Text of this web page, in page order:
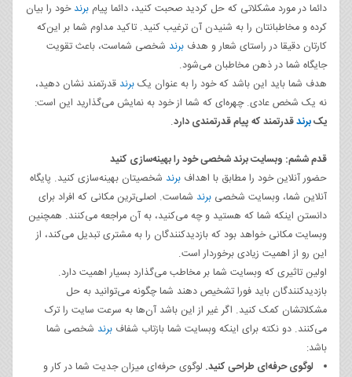
دائما در مورد مشکلاتی که حل کردید صحبت کنید، دائما پیام برندخود را بیان
کرده و مخاطبانتان را به شنیدن آن ترغیب کنید. تاکید مداوم شما بر این‌که
کارتان دقیقا در راستای شعار و هدف برند شخصی شماست، باعث تقویت
جایگاه شما در ذهن مخاطبان می‌شود.
هدف شما باید این باشد که خود را به عنوان یکبرند قدرتمند نشان دهید،
نه یک شخص عادی. چهره‌ای که شما از خود به نمایش می‌گذارید این است:
یکبرندقدرتمند که پیام قدرتمندی دارد.
قدم ششم: وبسایت برند شخصی خود را بهینه‌سازی کنید
حضور آنلاین خود را مطابق با اهداف برند شخصیتان بهینه‌سازی کنید. پایگاه
آنلاین شما، وبسایت شخصی برند شماست. اصلی‌ترین مکانی که افراد برای
دانستن اینکه شما که هستید و چه می‌کنید، به آن مراجعه می‌کنند. همچنین
وبسایت مکانی خواهد بود که بازدیدکنندگان را به مشتری تبدیل می‌کند، از
این رو از اهمیت زیادی برخوردار است.
اولین تاثیری که وبسایت شما بر مخاطب می‌گذارد بسیار اهمیت دارد.
بازدیدکنندگان باید فورا تشخیص دهند شما چگونه می‌توانید به حل
مشکلاتشان کمک کنید. اگر غیر از این باشد آن‌ها به سرعت سایت را ترک
می‌کنند. دو نکته برای اینکه وبسایت شما بازتاب شفاف برند شخصی شما
باشد:
لوگوی حرفه‌ای طراحی کنید. لوگوی حرفه‌ای میزان جدیت شما در کار و